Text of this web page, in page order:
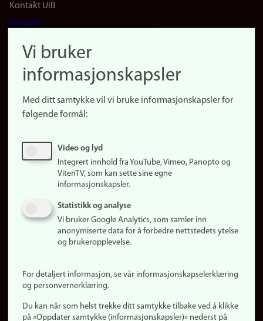
Footer
navigation
(no)
Kontakt UiB
Kontakt
Finn forsker
Presse
Finn studier
Ledige stillinger
Om nettstedet
Informasjonskapsler
Personvern
Vi bruker
informasjonskapsler
Med ditt samtykke vil vi bruke informasjonskapsler for
følgende formål:
Video og lyd
Integrert innhold fra YouTube, Vimeo, Panopto og
VitenTV, som kan sette sine egne
informasjonskapsler.
Statistikk og analyse
Vi bruker Google Analytics, som samler inn
anonymiserte data for å forbedre nettstedets ytelse
og brukeropplevelse.
For detaljert informasjon, se vår informasjonskapselerklæring
og personvernerklæring.
Du kan når som helst trekke ditt samtykke tilbake ved å klikke
på «Oppdater samtykke (informasjonskapsler)» nederst på